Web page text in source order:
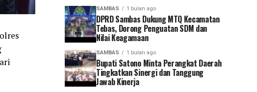
SAMBAS 1 bulan ago
DPRD Sambas Dukung MTQ Kecamatan
Tebas, Dorong Penguatan SDM dan
Nilai Keagamaan
SAMBAS 1 bulan ago
Bupati Satono Minta Perangkat Daerah
Tingkatkan Sinergi dan Tanggung
Jawab Kinerja